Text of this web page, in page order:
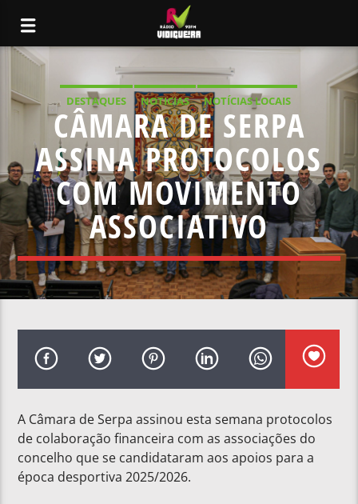
DESTAQUES NOTICIAS
NOTÍCIAS LOCAIS
NOTÍCIAS NACIONAIS
CÂMARA DE SERPA
ASSINA PROTOCOLOS
COM MOVIMENTO
ASSOCIATIVO
A Câmara de Serpa assinou esta semana protocolos
de colaboração financeira com as associações do
concelho que se candidataram aos apoios para a
época desportiva 2025/2026.